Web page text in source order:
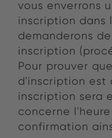
vous enverrons
inscription dans
demanderons
inscription
Pour prouver
d'inscription est
inscription sera
concerne
confirmation